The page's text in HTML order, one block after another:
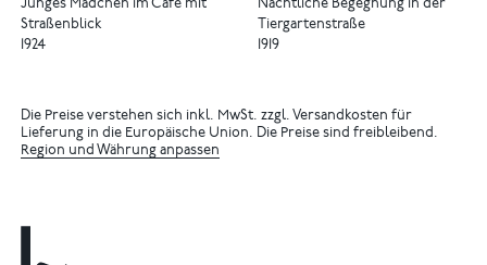
Junges Mädchen im Café mit
Straßenblick
1924
Nächtliche Begegnung in der
Tiergartenstraße
1919
Die Preise verstehen sich inkl. MwSt. zzgl. Versandkosten für
Lieferung in die Europäische Union. Die Preise sind freibleibend.
Region und Währung anpassen